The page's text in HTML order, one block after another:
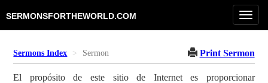
SERMONSFORTHEWORLD.COM
Sermons Index Sermon Print Sermon
El propósito de este sitio de Internet es proporcionar